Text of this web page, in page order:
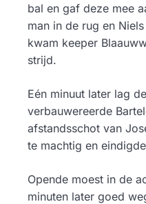
bal en gaf deze mee
man in de rug en
kwam keeper
strijd.
Eén minuut later lag
verbauwereerde
afstandsschot van
te machtig en
Opende moest in de
minuten later goed